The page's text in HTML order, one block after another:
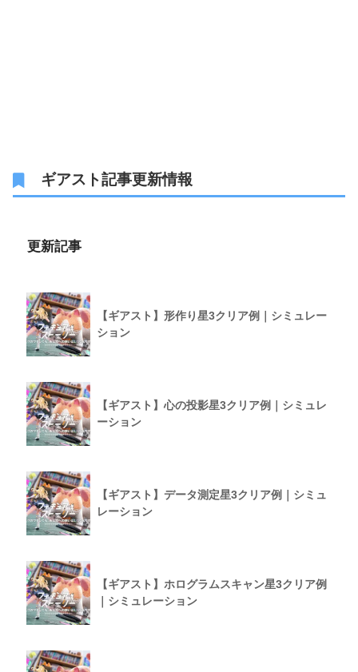
ギアスト記事更新情報
更新記事
【ギアスト】形作り星3クリア例｜シミュレー
ション
【ギアスト】心の投影星3クリア例｜シミュレ
ーション
【ギアスト】データ測定星3クリア例｜シミュ
レーション
【ギアスト】ホログラムスキャン星3クリア例
｜シミュレーション